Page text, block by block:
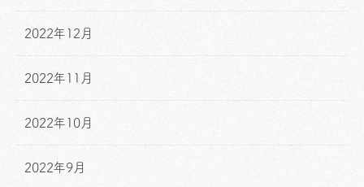
2022年12月
2022年11月
2022年10月
2022年9月